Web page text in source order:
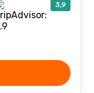
3,9